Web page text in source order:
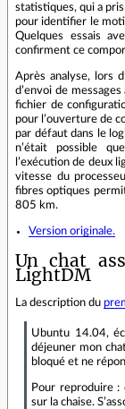
statistiques, qui a
pour identifier le
Quelques essais
confirment ce
Après analyse, lors
d’envoi de
fichier de
pour l’ouverture de
par défaut dans le
n’était possible
l’exécution de deux
vitesse du
fibres optiques
805 km.
Version originale.
Un chat
LightDM
La description du
Ubuntu 14.04,
déjeuner mon
bloqué et ne
Pour reproduire
sur la chaise.